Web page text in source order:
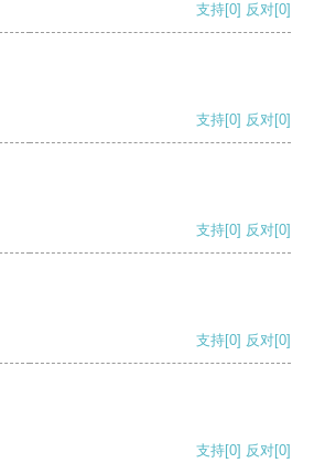
支持[0] 反对[0]
支持[0] 反对[0]
支持[0] 反对[0]
支持[0] 反对[0]
支持[0] 反对[0]